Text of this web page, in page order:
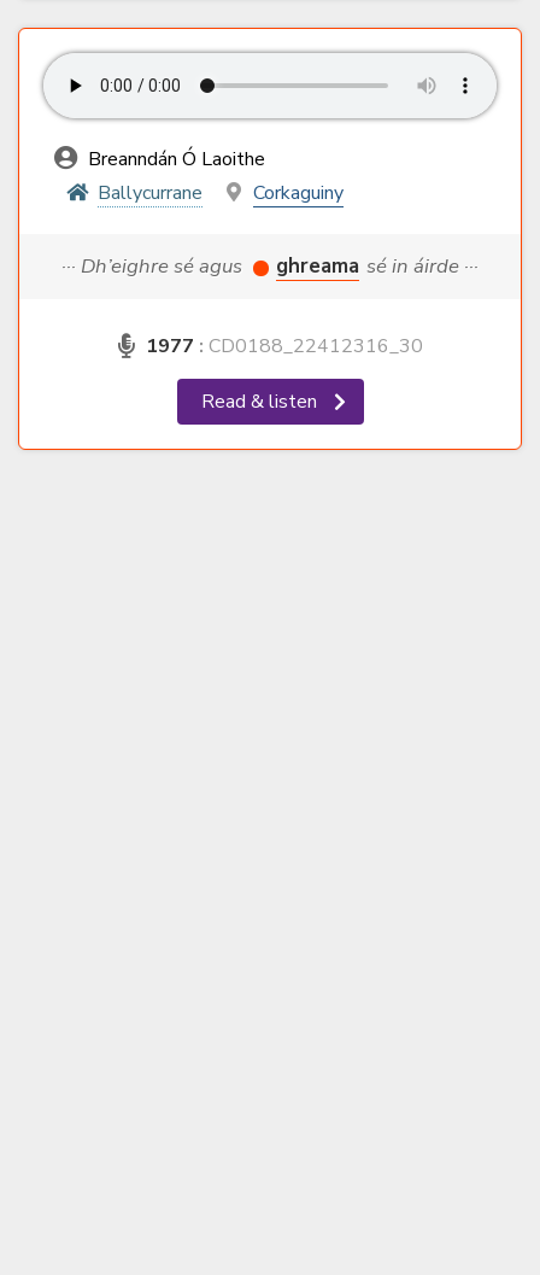
Breanndán Ó Laoithe
Ballycurrane
Corkaguiny
··· Dh’eighre sé agus ghreama sé in áirde ···
1977 : CD0188_22412316_30
Read & listen